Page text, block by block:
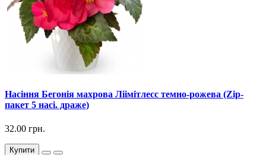
Насіння Бегонія махрова Ліімітлесс темно-рожева (Zip-
пакет 5 насі. драже)
32.00 грн.
Купити